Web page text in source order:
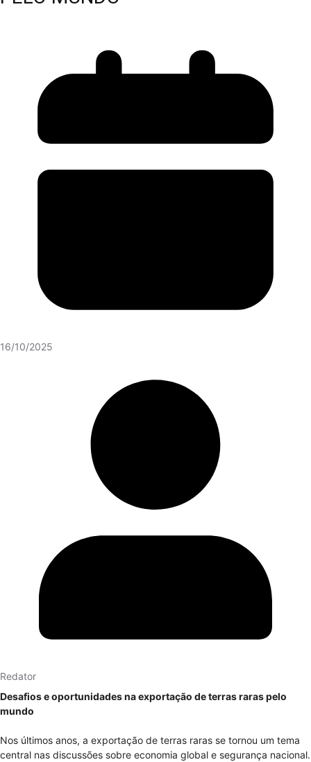
16/10/2025
Redator
Desafios e oportunidades na exportação de terras raras pelo
mundo
Nos últimos anos, a exportação de terras raras se tornou um tema
central nas discussões sobre economia global e segurança nacional.